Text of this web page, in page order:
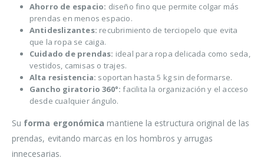
Ahorro de espacio: diseño fino que permite colgar más
prendas en menos espacio.
Antideslizantes: recubrimiento de terciopelo que evita
que la ropa se caiga.
Cuidado de prendas: ideal para ropa delicada como seda,
vestidos, camisas o trajes.
Alta resistencia: soportan hasta 5 kg sin deformarse.
Gancho giratorio 360°: facilita la organización y el acceso
desde cualquier ángulo.
Su forma ergonómica mantiene la estructura original de las
prendas, evitando marcas en los hombros y arrugas
innecesarias.